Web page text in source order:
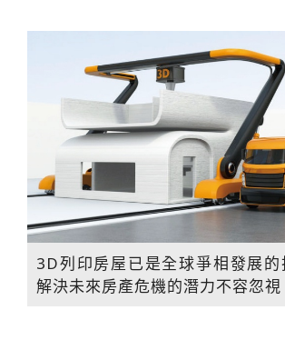
3D列印房屋已是全球爭相發展
解決未來房產危機的潛力不容忽視